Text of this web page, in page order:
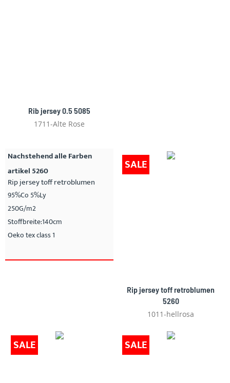
Rib jersey 0.5 5085
1711-Alte Rose
Nachstehend alle Farben
artikel 5260
Rip jersey toff retroblumen
95%Co 5%Ly
250G/m2
Stoffbreite:140cm
Oeko tex class 1
SALE
Rip jersey toff retroblumen
5260
1011-hellrosa
SALE SALE